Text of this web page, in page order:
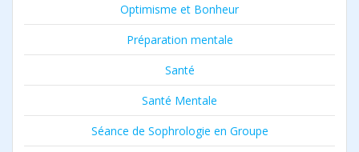
Optimisme et Bonheur
Préparation mentale
Santé
Santé Mentale
Séance de Sophrologie en Groupe